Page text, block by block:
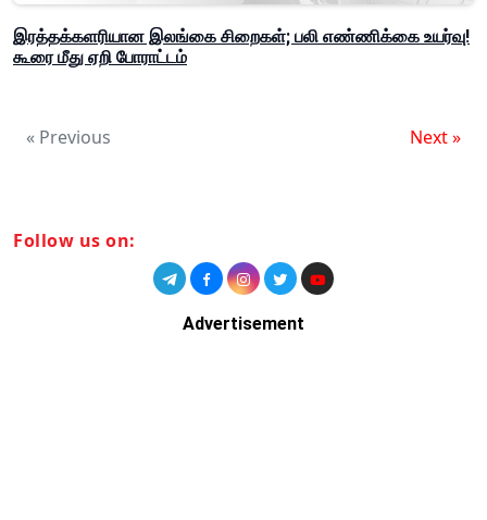
இரத்தக்களரியான இலங்கை சிறைகள்; பலி எண்ணிக்கை உயர்வு!
கூரை மீது ஏறி போராட்டம்
« Previous Next »
Follow us on:
Advertisement